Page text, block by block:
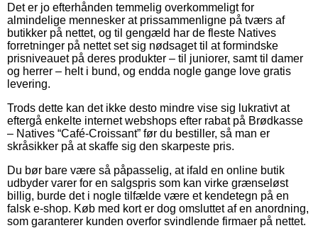
Det er jo efterhånden temmelig overkommeligt for
almindelige mennesker at prissammenligne på tværs af
butikker på nettet, og til gengæld har de fleste Natives
forretninger på nettet set sig nødsaget til at formindske
prisniveauet på deres produkter – til juniorer, samt til damer
og herrer – helt i bund, og endda nogle gange love gratis
levering.
Trods dette kan det ikke desto mindre vise sig lukrativt at
eftergå enkelte internet webshops efter rabat på Brødkasse
– Natives “Café-Croissant” før du bestiller, så man er
skråsikker på at skaffe sig den skarpeste pris.
Du bør bare være så påpasselig, at ifald en online butik
udbyder varer for en salgspris som kan virke grænseløst
billig, burde det i nogle tilfælde være et kendetegn på en
falsk e-shop. Køb med kort er dog omsluttet af en anordning,
som garanterer kunden overfor svindlende firmaer på nettet.